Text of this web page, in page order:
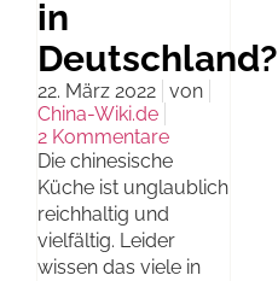
in
Deutschland?
22. März 2022 von
China-Wiki.de
2 Kommentare
Die chinesische
Küche ist unglaublich
reichhaltig und
vielfältig. Leider
wissen das viele in